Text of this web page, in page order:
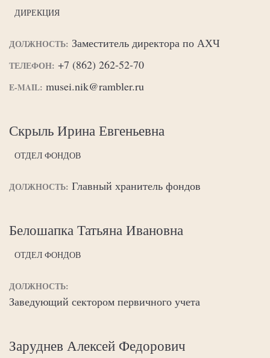
ДИРЕКЦИЯ
ДОЛЖНОСТЬ: Заместитель директора по АХЧ
ТЕЛЕФОН: +7 (862) 262-52-70
E-MAIL: musei.nik@rambler.ru
Скрыль Ирина Евгеньевна
ОТДЕЛ ФОНДОВ
ДОЛЖНОСТЬ: Главный хранитель фондов
Белошапка Татьяна Ивановна
ОТДЕЛ ФОНДОВ
ДОЛЖНОСТЬ:
Заведующий сектором первичного учета
Заруднев Алексей Федорович